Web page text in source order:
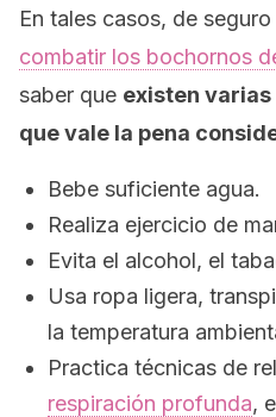
En tales casos, de
combatir los bochornos
saber que existen
que vale la pena
Bebe suficiente agua.
Realiza ejercicio de
Evita el alcohol, el
Usa ropa ligera,
la temperatura
Practica técnicas de
respiración profunda,